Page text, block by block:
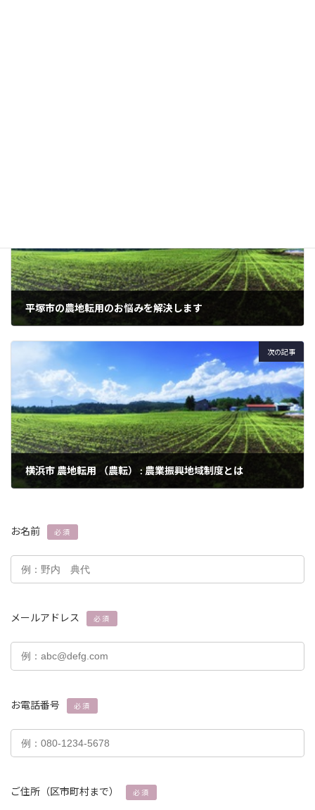
平塚市の農地転用のお悩みを解決します
次の記事
横浜市 農地転用 （農転） : 農業振興地域制度とは
お名前 必須
メールアドレス 必須
お電話番号 必須
ご住所（区市町村まで） 必須